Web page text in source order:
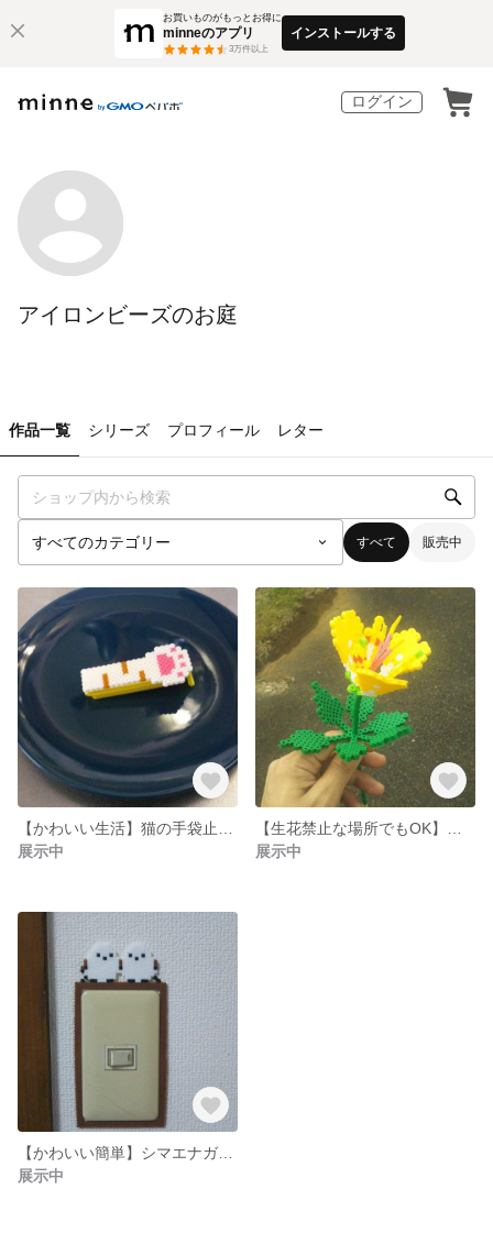
お買いものがもっとお得に
minneのアプリ
3万件以上
インストールする
ログイン
アイロンビーズのお庭
作品一覧 シリーズ プロフィール レター
すべて 販売中
展示中
展示中
【かわいい簡単】シマエナガのとまるスイッチカバー【アイロンビーズ】
展示中